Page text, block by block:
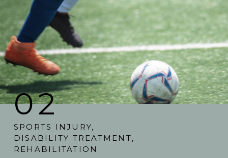
02
SPORTS INJURY,
DISABILITY TREATMENT,
REHABILITATION